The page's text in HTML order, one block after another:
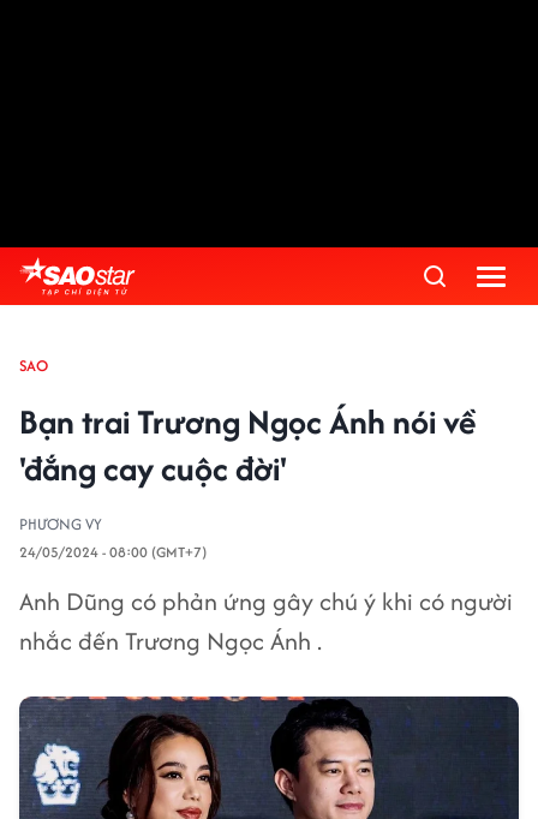
SAO
Bạn trai Trương Ngọc Ánh nói về
'đắng cay cuộc đời'
PHƯƠNG VY
24/05/2024 - 08:00 (GMT+7)
Anh Dũng có phản ứng gây chú ý khi có người
nhắc đến Trương Ngọc Ánh .